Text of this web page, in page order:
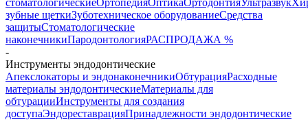
стоматологическиеОртопедияОптикаОртодонтияУльтразвук
зубные щеткиЗуботехническое оборудованиеСредства
защитыСтоматологические
наконечникиПародонтологияРАСПРОДАЖА %
-
Инструменты эндодонтические
Апекслокаторы и эндонаконечникиОбтурацияРасходные
материалы эндодонтическиеМатериалы для
обтурацииИнструменты для создания
доступаЭндореставрацияПринадлежности эндодонтические